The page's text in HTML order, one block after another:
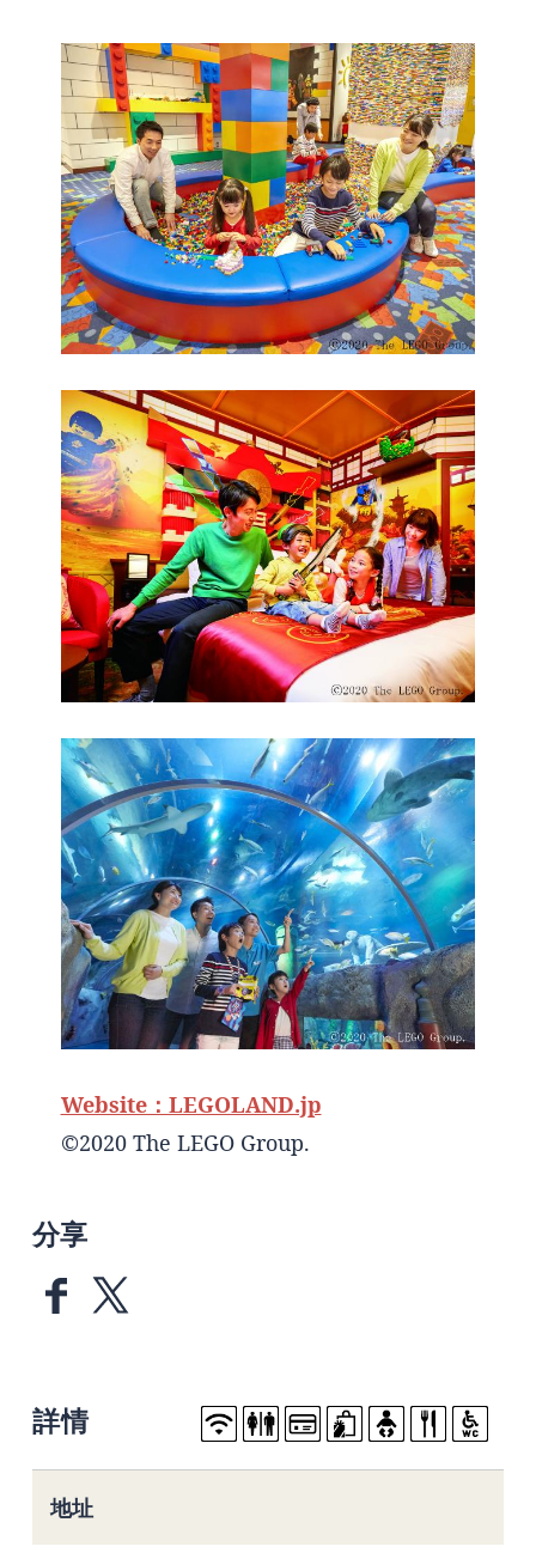
Website：LEGOLAND.jp
©2020 The LEGO Group.
分享
詳情
地址